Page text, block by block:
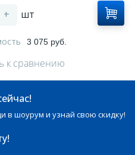
+ шт
3 075 руб.
к сравнению
в шоурум и узнай свою скидку!